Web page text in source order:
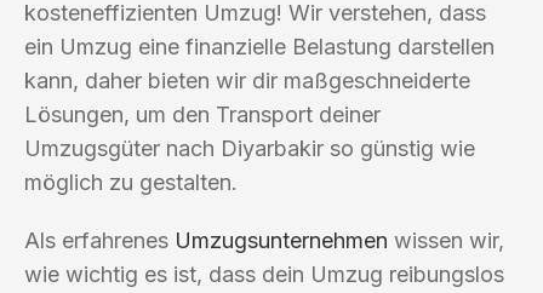
kosteneffizienten Umzug! Wir verstehen, dass
ein Umzug eine finanzielle Belastung darstellen
kann, daher bieten wir dir maßgeschneiderte
Lösungen, um den Transport deiner
Umzugsgüter nach Diyarbakir so günstig wie
möglich zu gestalten.
Als erfahrenes Umzugsunternehmen wissen wir,
wie wichtig es ist, dass dein Umzug reibungslos